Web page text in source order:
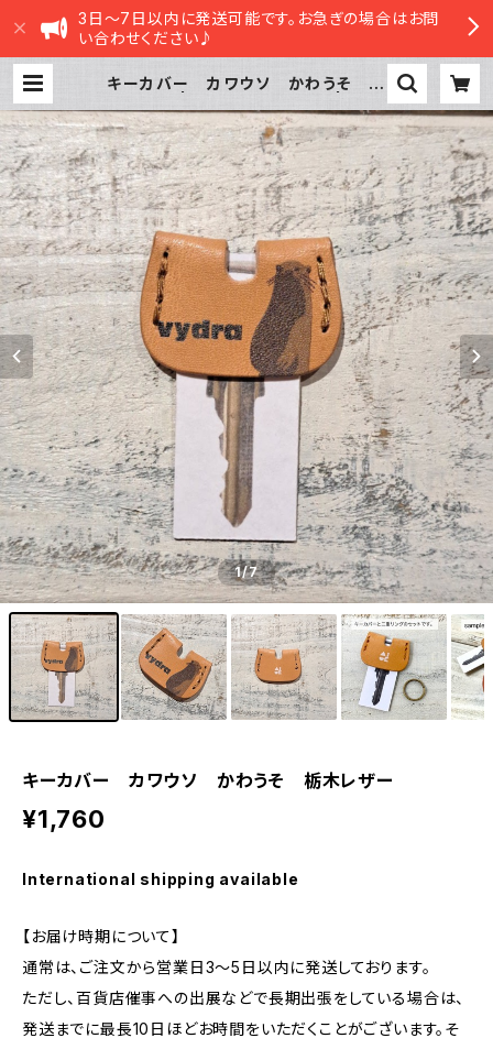
3日～7日以内に発送可能です。お急ぎの場合はお問
い合わせください♪
キーカバー カワウソ かわうそ 栃
てストア
1/7
キーカバー カワウソ かわうそ 栃木レザー
¥1,760
International shipping available
【お届け時期について】
通常は、ご注文から営業日3〜5日以内に発送しております。
ただし、百貨店催事への出展などで長期出張をしている場合は、
発送までに最長10日ほどお時間をいただくことがございます。そ